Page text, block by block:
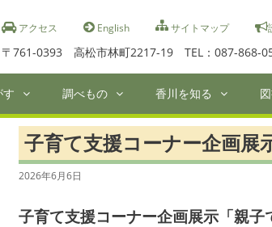
アクセス English サイトマップ
〒761-0393 高松市林町2217-19 TEL：087-868-
す 調べもの 香川を知る
子育て支援コーナー企画展
2026年6月6日
子育て支援コーナー企画展示「親子